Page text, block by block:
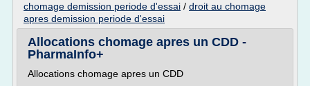
chomage demission periode d'essai / droit au chomage
apres demission periode d'essai
Allocations chomage apres un CDD -
PharmaInfo+
Allocations chomage apres un CDD